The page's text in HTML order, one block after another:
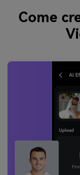
Come